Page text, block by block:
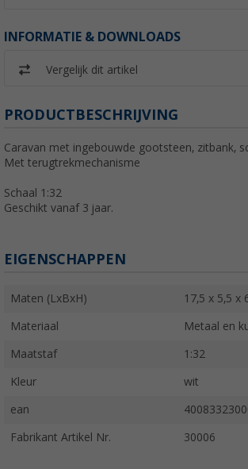
INFORMATIE & DOWNLOADS
Vergelijk dit artikel
PRODUCTBESCHRIJVING
Caravan met ingebouwde gootsteen, zitbank,
Met terugtrekmechanisme
Schaal 1:32
Geschikt vanaf 3 jaar.
EIGENSCHAPPEN
Maten (LxBxH) 17,5 x 5,5 x
Materiaal Metaal en
Maatstaf 1:32
Kleur wit
ean
Fabrikant Artikel Nr. 30006